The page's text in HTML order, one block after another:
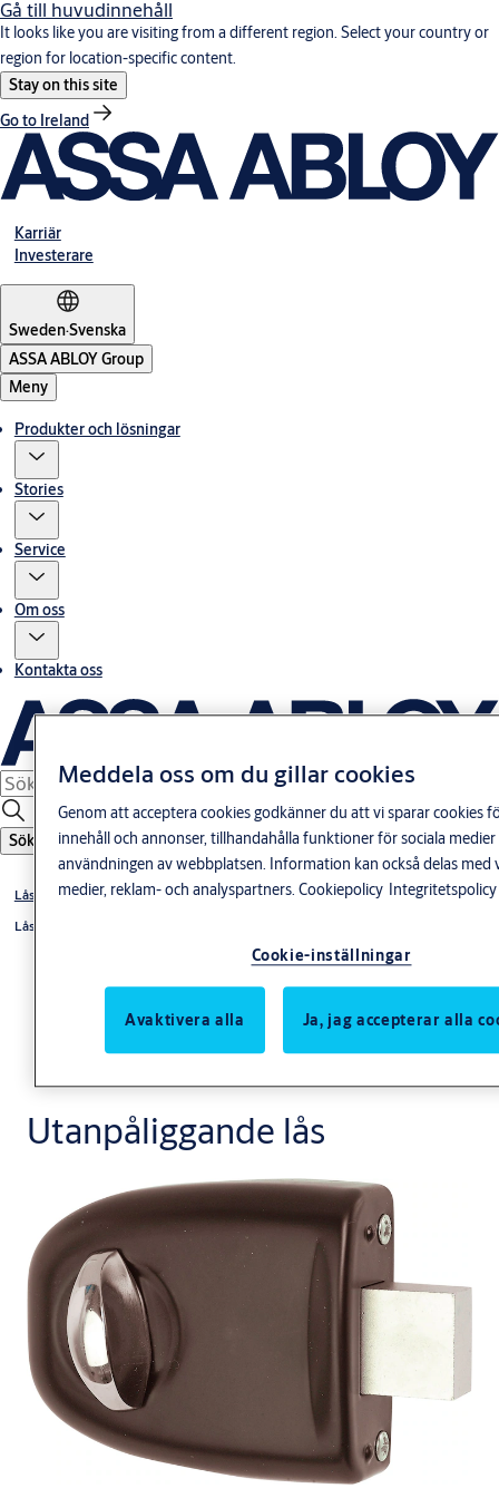
Gå till huvudinnehåll
It looks like you are visiting from a different region. Select your country or
region for location-specific content.
Stay on this site
Go to Ireland
Karriär
Investerare
Sweden·Svenska
ASSA ABLOY Group
Meny
Produkter och lösningar
Stories
Service
Om oss
Kontakta oss
Sök
Låshus & slutbleck
Låshus
Utanpåliggande lås
Meddela oss om du gillar cookies
Genom att acceptera cookies godkänner du att vi sparar cookies
innehåll och annonser, tillhandahålla funktioner för sociala medier
användningen av webbplatsen. Information kan också delas med
medier, reklam- och analyspartners. Cookiepolicy Integritetspolicy
Cookie-inställningar
Avaktivera alla Ja, jag accepterar alla